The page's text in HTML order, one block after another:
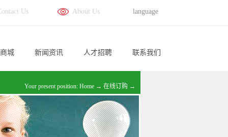
Us About Us language
城 新闻资讯 人才招聘 联系我们
Your present position: Home → 在线订购 →